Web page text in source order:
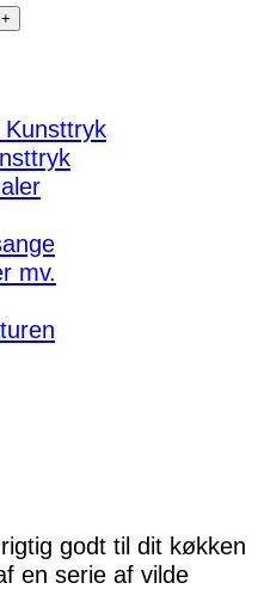
Kunsttryk
mv.
godt til dit køkken
en serie af vilde